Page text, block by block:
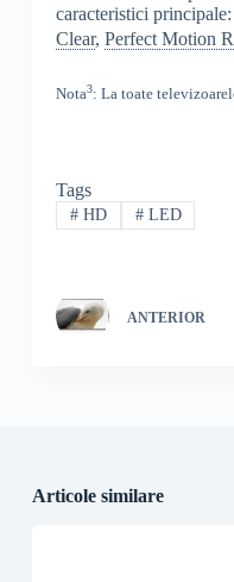
caracteristici principale:
Clear, Perfect Motion
Nota3: La toate
Tags
#HD #LED
ANTERIOR
Articole similare